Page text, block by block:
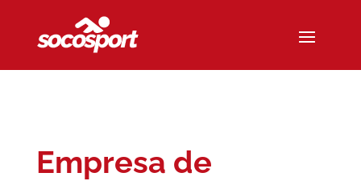
Empresa de